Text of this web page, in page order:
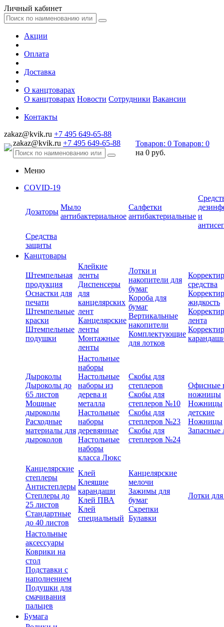
Личный кабинет
Акции
Оплата
Доставка
О канцтоварах
О канцтоварах Новости Сотрудники Вакансии
Контакты
zakaz@kvik.ru +7 495 649-65-88
zakaz@kvik.ru +7 495 649-65-88 Товаров: 0 Товаров: 0
на 0 руб.
Меню
COVID-19
Дозаторы
Мыло
антибактериальное
Салфетки
антибактериальные и
Средства
защиты
Канцтовары
Штемпельная
продукция
Оснастки для
печати
Штемпельные
краски
Штемпельные
подушки
Клейкие
ленты
Диспенсеры
для
канцелярских
лент
Канцелярские
ленты
Монтажные
ленты
Лотки и
накопители для
бумаг
Короба для
бумаг
Вертикальные
накопители
Комплектующие
для лотков
средства
жидкость
лента
Дыроколы
Дыроколы до
65 листов
Мощные
дыроколы
Расходные
материалы для
дыроколов
Настольные
наборы
Настольные
наборы из
дерева и
металла
Настольные
наборы
деревянные
Настольные
наборы
класса Люкс
Скобы для
степлеров
Скобы для
степлеров №10
Скобы для
степлеров №23
Скобы для
степлеров №24
Офисные
ножницы
Ножницы
детские
Ножницы
Запасные
Канцелярские
степлеры
Антистеплеры
Степлеры до
25 листов
Стандартные
до 40 листов
Клей
Клеящие
карандаши
Клей ПВА
Клей
специальный
Канцелярские
мелочи
Зажимы для
бумаг
Скрепки
Булавки
Лотки
Настольные
аксессуары
Коврики на
стол
Подставки с
наполнением
Подушки для
смачивания
пальцев
Бумага